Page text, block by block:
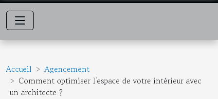
Accueil
Agencement
Comment optimiser l'espace de votre intérieur avec
un architecte ?